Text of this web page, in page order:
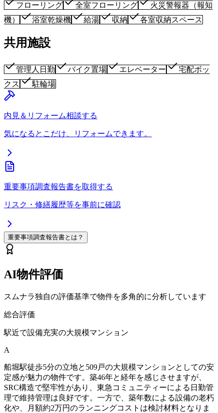
フローリング
全室フローリング
火災警報器（報知
機）
浴室乾燥機 給湯 収納 各室収納スペース
共用施設
管理人日勤 バイク置場 エレベーター
宅配ボッ
クス
駐輪場
内見＆リフォーム相談する
気になるとこだけ、リフォームできます。
重要事項調査報告書を取得する
リスク・修繕履歴等を事前に確認
重要事項調査報告書とは？
AI物件評価
スムナラ独自の評価基準で物件を多角的に分析しています
総合評価
駅近で設備充実の大規模マンション
A
船堀駅徒歩5分の立地と509戸の大規模マンションとしての安
定感が魅力の物件です。築46年と経年を感じさせますが、
SRC構造で堅牢性があり、東急コミュニティーによる日勤管
理で維持管理は良好です。一方で、築年数による設備の老朽
化や、月額約2万円のランニングコストは検討材料となりま